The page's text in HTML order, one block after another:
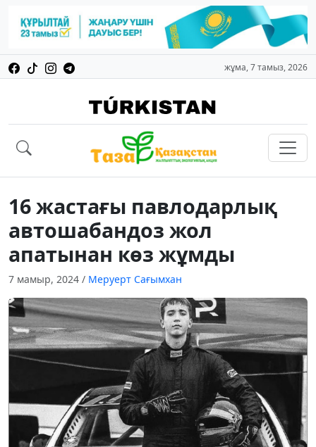
жұма, 7 тамыз, 2026
16 жастағы павлодарлық
автошабандоз жол
апатынан көз жұмды
7 мамыр, 2024 / Меруерт Сағымхан